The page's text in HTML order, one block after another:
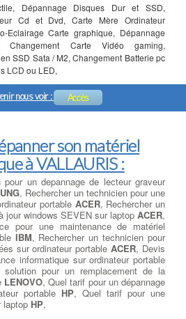
Dépannage Disques Dur et SSD,
Cd et Dvd, Carte Mère Ordinateur
Eclairage Carte graphique, Dépannage
Changement Carte Vidéo gaming,
SSD Sata / M2, Changement Batterie pc
LCD ou LED,
nous voir : Accès
son matériel
à VALLAURIS :
pour un depannage de lecteur graveur
, Rechercher un technicien pour une
portable ACER, Rechercher un
jour windows SEVEN sur laptop ACER,
pour une maintenance de matériel
IBM, Rechercher un technicien pour
sur ordinateur portableACER, Devis
informatique sur ordinateur portable
solution pour un remplacement de la
LENOVO, Quel tarif pour un dépannage
portable HP, Quel tarif pour une
laptop HP,